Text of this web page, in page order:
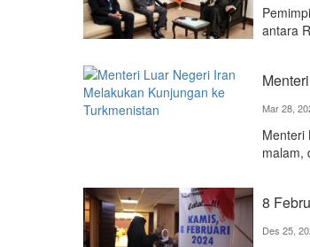
antara
Mar 28,
Menteri
malam,
8
Des 25,